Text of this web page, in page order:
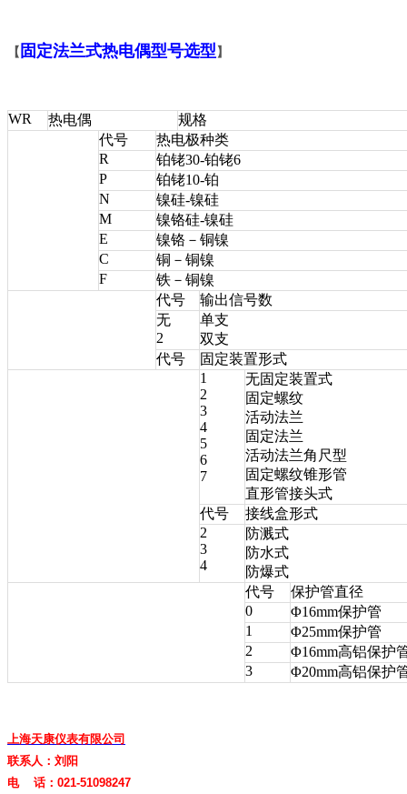
【 固定法兰式热电偶型号选型 】
WR 热电偶
规格
代号
热电极种类
R
铂铑30-铂铑6
P
铂铑10-铂
N
镍硅-镍硅
M
镍铬硅-镍硅
E
镍铬－铜镍
C
铜－铜镍
F
铁－铜镍
代号
输出信号数
无
2
单支
双支
代号
固定装置形式
1
2
3
4
5
6
7
无固定装置式
固定螺纹
活动法兰
固定法兰
活动法兰角尺型
固定螺纹锥形管
直形管接头式
代号
接线盒形式
2
3
4
防溅式
防水式
防爆式
代号
保护管直径
0
Φ16mm保护管
1
Φ25mm保护管
2
Φ16mm高铝保护
3
Φ20mm高铝保护
上海天康仪表有限公司
联系人：刘阳
电 话：021-51098247